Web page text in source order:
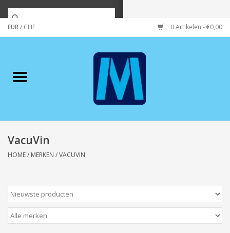
EUR/ CHF 0 Artikelen - €0,00
Merken
Wonen/koken/huishouden
Wenskaarten
Zeeuws/Streek
VacuVin
HOME/ MERKEN /VACUVIN